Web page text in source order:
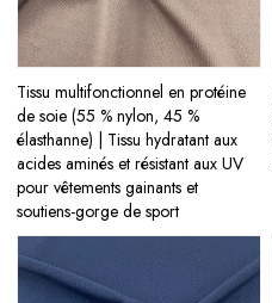
Tissu multifonctionnel en protéine
de soie (55 % nylon, 45 %
élasthanne) | Tissu hydratant aux
acides aminés et résistant aux UV
pour vêtements gainants et
soutiens-gorge de sport